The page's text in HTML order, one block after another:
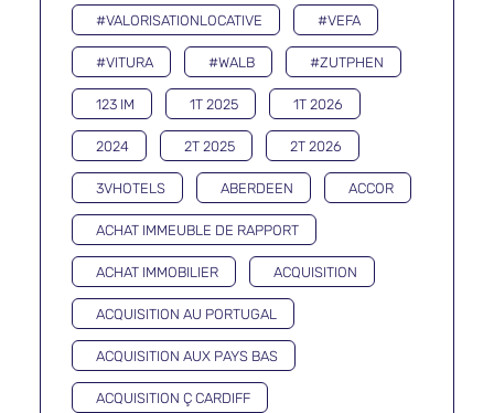
#VALORISATIONLOCATIVE #VEFA
#VITURA #WALB #ZUTPHEN
123 IM 1T 2025 1T 2026
2024 2T 2025 2T 2026
3VHOTELS ABERDEEN ACCOR
ACHAT IMMEUBLE DE RAPPORT
ACHAT IMMOBILIER ACQUISITION
ACQUISITION AU PORTUGAL
ACQUISITION AUX PAYS BAS
ACQUISITION Ç CARDIFF